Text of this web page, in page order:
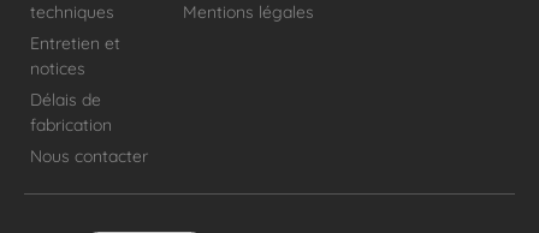
techniques
Entretien et
notices
Délais de
fabrication
Nous contacter
Mentions légales